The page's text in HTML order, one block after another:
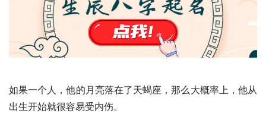
如果一个人，他的月亮落在了天蝎座，那么大概率上，他从
出生开始就很容易受内伤。